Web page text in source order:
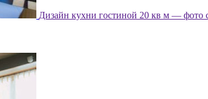
Дизайн кухни гостиной 20 кв м — фото